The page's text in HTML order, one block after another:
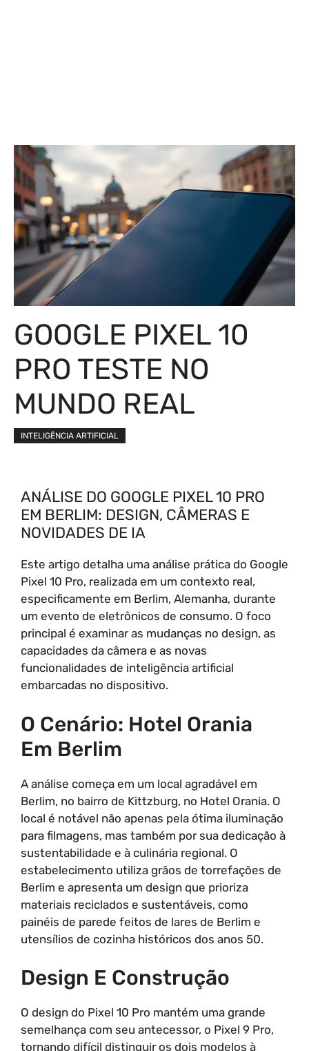
GOOGLE PIXEL 10
PRO TESTE NO
MUNDO REAL
INTELIGÊNCIA ARTIFICIAL
ANÁLISE DO GOOGLE PIXEL 10 PRO
EM BERLIM: DESIGN, CÂMERAS E
NOVIDADES DE IA
Este artigo detalha uma análise prática do Google
Pixel 10 Pro, realizada em um contexto real,
especificamente em Berlim, Alemanha, durante
um evento de eletrônicos de consumo. O foco
principal é examinar as mudanças no design, as
capacidades da câmera e as novas
funcionalidades de inteligência artificial
embarcadas no dispositivo.
O Cenário: Hotel Orania
Em Berlim
A análise começa em um local agradável em
Berlim, no bairro de Kittzburg, no Hotel Orania. O
local é notável não apenas pela ótima iluminação
para filmagens, mas também por sua dedicação à
sustentabilidade e à culinária regional. O
estabelecimento utiliza grãos de torrefações de
Berlim e apresenta um design que prioriza
materiais reciclados e sustentáveis, como
painéis de parede feitos de lares de Berlim e
utensílios de cozinha históricos dos anos 50.
Design E Construção
O design do Pixel 10 Pro mantém uma grande
semelhança com seu antecessor, o Pixel 9 Pro,
tornando difícil distinguir os dois modelos à